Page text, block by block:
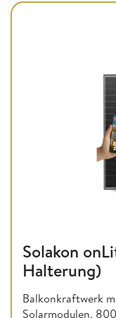
Solakon
Halterung)
Balkonkraftwerk
Solarmodulen,